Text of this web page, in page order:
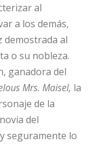
al
a los demás,
demostrada al
o su nobleza.
ganadora del
Mrs. Maisel, la
de la
del
seguramente lo